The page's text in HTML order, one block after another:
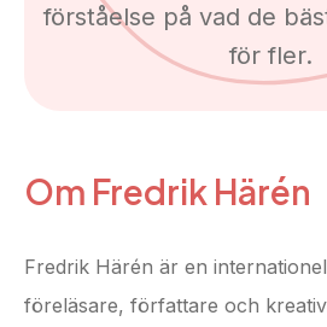
förståelse på vad de
för fler.
Om Fredrik Härén
Fredrik Härén är en
föreläsare, författare och